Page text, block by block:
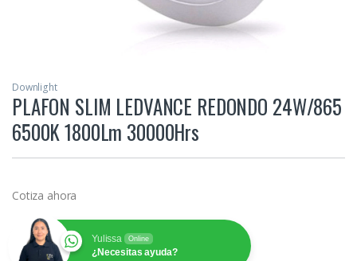
Downlight
PLAFON SLIM LEDVANCE REDONDO 24W/865
6500K 1800Lm 30000Hrs
Cotiza ahora
Yulissa Online
¿Necesitas ayuda?